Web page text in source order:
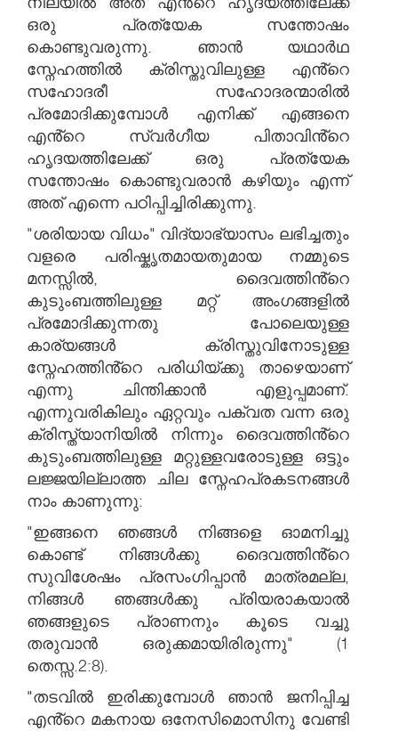
ഒരു പ്രത്യേക സന്തോഷം
കൊണ്ടുവരുന്നു. ഞാൻ യഥാർഥ
സ്നേഹത്തിൽ ക്രിസ്തുവിലുള്ള എൻ്റെ
സഹോദരീ സഹോദരന്മാരിൽ
പ്രമോദിക്കുമ്പോൾ എനിക്ക് എങ്ങനെ
എൻ്റെ സ്വർഗീയ പിതാവിൻ്റെ
ഹൃദയത്തിലേക്ക് ഒരു പ്രത്യേക
സന്തോഷം കൊണ്ടുവരാൻ കഴിയും എന്ന്
അത് എന്നെ പഠിപ്പിച്ചിരിക്കുന്നു.
"ശരിയായ വിധം" വിദ്യാഭ്യാസം ലഭിച്ചതും
വളരെ പരിഷ്കൃതമായതുമായ നമ്മുടെ
മനസ്സിൽ, ദൈവത്തിൻ്റെ
കുടുംബത്തിലുള്ള മറ്റ് അംഗങ്ങളിൽ
പ്രമോദിക്കുന്നതു പോലെയുള്ള
കാര്യങ്ങൾ ക്രിസ്തുവിനോടുള്ള
സ്നേഹത്തിൻ്റെ പരിധിയ്ക്കു താഴെയാണ്
എന്നു ചിന്തിക്കാൻ എളുപ്പമാണ്.
എന്നുവരികിലും ഏറ്റവും പക്വത വന്ന ഒരു
ക്രിസ്ത്യാനിയിൽ നിന്നും ദൈവത്തിൻ്റെ
കുടുംബത്തിലുള്ള മറ്റുള്ളവരോടുള്ള ഒട്ടും
ലജ്ജയില്ലാത്ത ചില സ്നേഹപ്രകടനങ്ങൾ
നാം കാണുന്നു:
"ഇങ്ങനെ ഞങ്ങൾ നിങ്ങളെ ഓമനിച്ചു
കൊണ്ട് നിങ്ങൾക്കു ദൈവത്തിൻ്റെ
സുവിശേഷം പ്രസംഗിപ്പാൻ മാത്രമല്ല,
നിങ്ങൾ ഞങ്ങൾക്കു പ്രിയരാകയാൽ
ഞങ്ങളുടെ പ്രാണനും കൂടെ വച്ചു
തരുവാൻ ഒരുക്കമായിരിരുന്നു" (1
തെസ്സ.2:8).
"തടവിൽ ഇരിക്കുമ്പോൾ ഞാൻ ജനിപ്പിച്ച
എൻ്റെ മകനായ ഒനേസിമൊസിനു വേണ്ടി